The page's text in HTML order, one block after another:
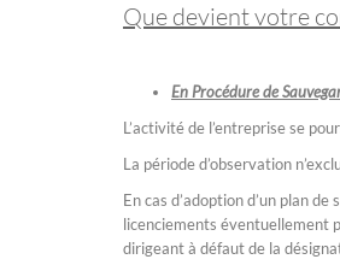
Que devient votre
En Procédure de
L’activité de l’entreprise se
La période d’observation
En cas d’adoption d’un plan
licenciements éventuellement
dirigeant à défaut de la